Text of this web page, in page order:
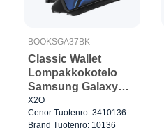
BOOKSGA37BK
Classic Wallet
Lompakkokotelo
Samsung Galaxy
A37 5G Musta
X2O
Cenor Tuotenro: 3410136
Brand Tuotenro: 10136